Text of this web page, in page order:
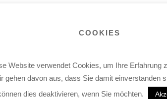
sowie weiteren Spezialdienstleistern aus
und Aktualisierung des Fachwissens.
COOKIES
Website verwendet Cookies, um Ihre Erfahrung
gehen davon aus, dass Sie damit einverstanden
dies deaktivieren, wenn Sie möchten.